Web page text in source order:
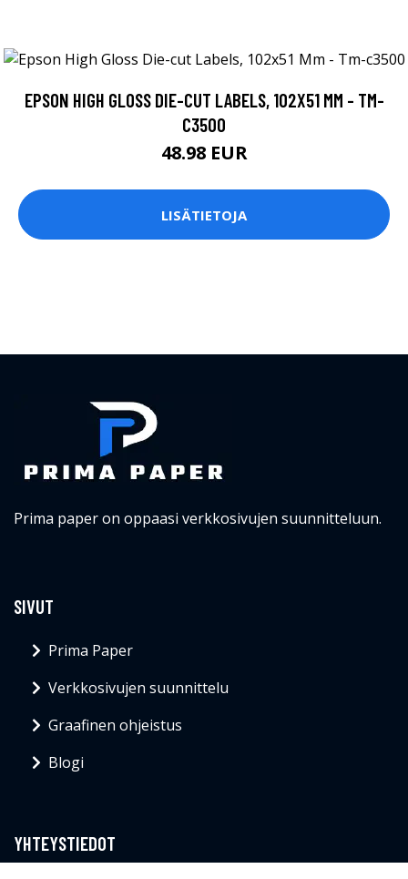
EPSON HIGH GLOSS DIE-CUT LABELS, 102X51 MM - TM-
C3500
48.98 EUR
LISÄTIETOJA
Prima paper on oppaasi verkkosivujen suunnitteluun.
SIVUT
Prima Paper
Verkkosivujen suunnittelu
Graafinen ohjeistus
Blogi
YHTEYSTIEDOT